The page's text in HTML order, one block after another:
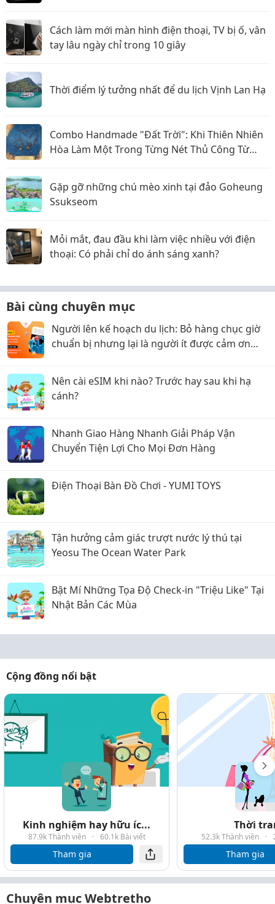
Cách làm mới màn hình điện thoại, TV bị ố, vân
tay lâu ngày chỉ trong 10 giây
Thời điểm lý tưởng nhất để du lịch Vịnh Lan Hạ
Combo Handmade "Đất Trời": Khi Thiên Nhiên
Hòa Làm Một Trong Từng Nét Thủ Công Từ
Gặp gỡ những chú mèo xinh tại đảo Goheung
Ssukseom
Mỏi mắt, đau đầu khi làm việc nhiều với điện
thoại: Có phải chỉ do ánh sáng xanh?
Bài cùng chuyên mục
Người lên kế hoạch du lịch: Bỏ hàng chục giờ
chuẩn bị nhưng lại là người ít được cảm ơn
Nên cài eSIM khi nào? Trước hay sau khi hạ
cánh?
Nhanh Giao Hàng Nhanh Giải Pháp Vận
Chuyển Tiện Lợi Cho Mọi Đơn Hàng
Điện Thoại Bàn Đồ Chơi - YUMI TOYS
Tận hưởng cảm giác trượt nước lý thú tại
Yeosu The Ocean Water Park
Bật Mí Những Tọa Độ Check-in "Triệu Like" Tại
Nhật Bản Các Mùa
Cộng đồng nổi bật
Kinh nghiệm hay hữu íc...
87.9k Thành viên · 60.1k Bài viết
Tham gia
Thời
52.3k Thành viên ·
Tham gia
Chuyên mục Webtretho